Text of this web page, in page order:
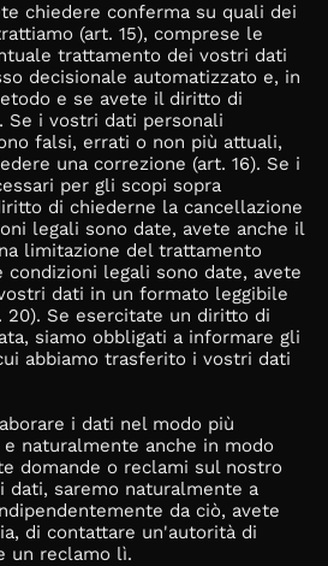
chiedere conferma su quali dei
(art. 15), comprese le
trattamento dei vostri dati
decisionale automatizzato e, in
e se avete il diritto di
Se i vostri dati personali
falsi, errati o non più attuali,
una correzione (art. 16). Se i
per gli scopi sopra
di chiederne la cancellazione
legali sono date, avete anche il
limitazione del trattamento
condizioni legali sono date, avete
dati in un formato leggibile
20). Se esercitate un diritto di
siamo obbligati a informare gli
abbiamo trasferito i vostri dati
i dati nel modo più
naturalmente anche in modo
domande o reclami sul nostro
saremo naturalmente a
da ciò, avete
di contattare un'autorità di
un reclamo lì.